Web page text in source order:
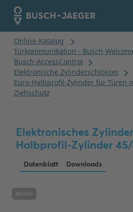
Elektronisches
Halbprofil-Zylinder
Datenblatt Downloads
Archiv